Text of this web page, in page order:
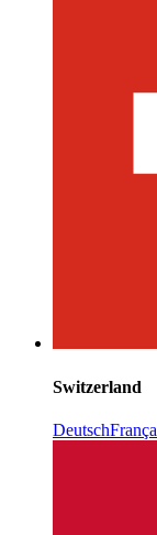
Switzerland
Deutsch